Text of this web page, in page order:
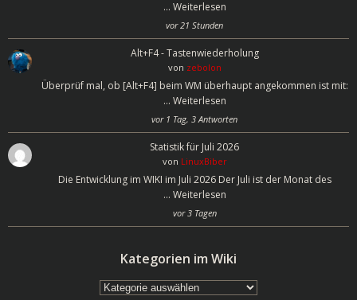
… Weiterlesen
vor 21 Stunden
Alt+F4 - Tastenwiederholung
von zebolon
Überprüf mal, ob [Alt+F4] beim WM überhaupt angekommen ist mit:
… Weiterlesen
vor 1 Tag, 3 Antworten
Statistik für Juli 2026
von LinuxBiber
Die Entwicklung im WIKI im Juli 2026 Der Juli ist der Monat des
… Weiterlesen
vor 3 Tagen
Kategorien im Wiki
Kategorien